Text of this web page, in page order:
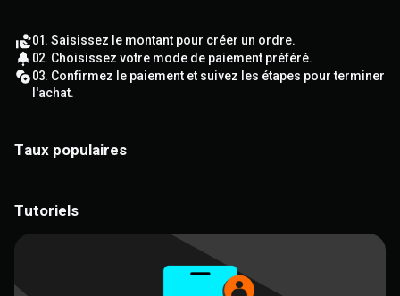
01. Saisissez le montant pour créer un ordre.
02. Choisissez votre mode de paiement préféré.
03. Confirmez le paiement et suivez les étapes pour terminer
l'achat.
Taux populaires
Tutoriels